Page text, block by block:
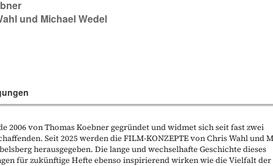
und Michael Wedel
2006 von Thomas Koebner gegründet und widmet sich seit fast zwei
Seit 2025 werden die FILM-KONZEPTE von Chris Wahl und
herausgegeben. Die lange und wechselhafte Geschichte dieses
für zukünftige Hefte ebenso inspirierend wirken wie die Vielfalt der